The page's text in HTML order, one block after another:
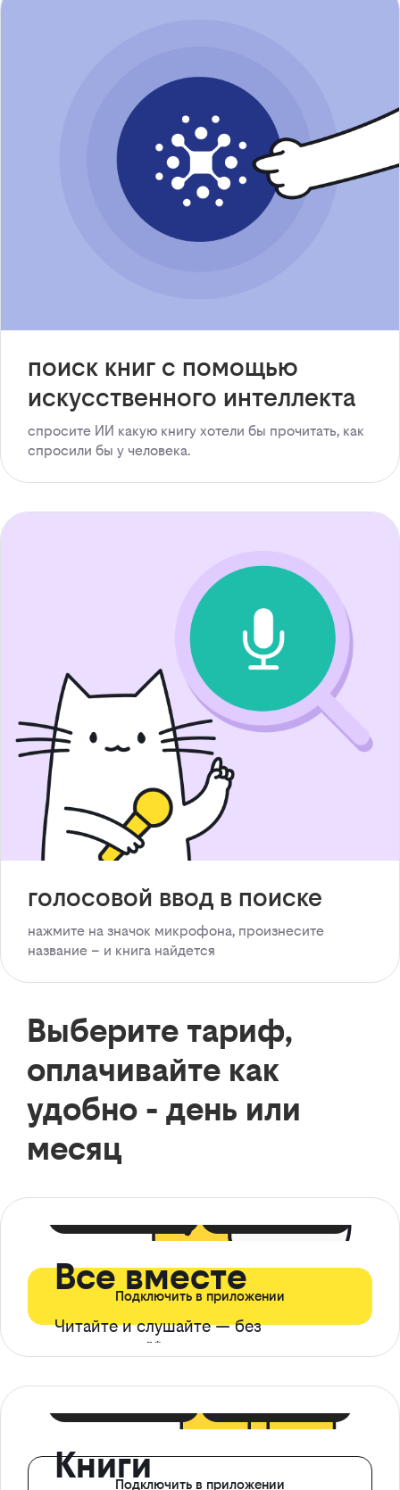
поиск книг с помощью
искусственного интеллекта
спросите ИИ какую книгу хотели бы прочитать, как
спросили бы у человека.
голосовой ввод в поиске
нажмите на значок микрофона, произнесите
название – и книга найдется
Выберите тариф,
оплачивайте как
удобно - день или
месяц
Все вместе
Читайте и слушайте — без
ограничений*
Подключить в приложении
КнигиПодключить в приложении